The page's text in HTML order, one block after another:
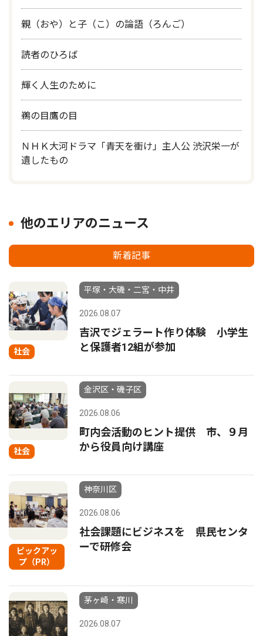
親（おや）と子（こ）の論語（ろんご）
読者のひろば
輝く人生のために
鵜の目鷹の目
ＮＨＫ大河ドラマ「青天を衝け」主人公 渋沢栄一が
遺したもの
他のエリアのニュース
新着記事
社会
平塚・大磯・二宮・中井
2026.08.07
吉沢でジェラート作り体験 小学生
と保護者12組が参加
社会
金沢区・磯子区
2026.08.06
町内会活動のヒント提供 市、９月
から役員向け講座
ピックアッ
プ（PR）
神奈川区
2026.08.06
社会課題にビジネスを 県民センタ
ーで研修会
茅ヶ崎・寒川
2026.08.07